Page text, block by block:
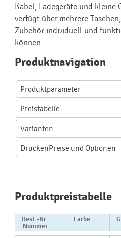
Kabel, Ladegeräte und kleine
verfügt über mehrere
Zubehör individuell und
können.
Produktnavigation
Produktparameter
Preistabelle
Varianten
DruckenPreise und Optionen
Produktpreistabelle
Best.-Nr.
Nummer
Farbe